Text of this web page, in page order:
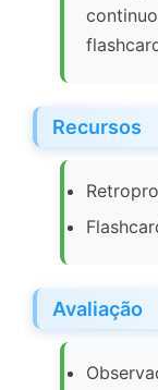
Recursos
Avaliação